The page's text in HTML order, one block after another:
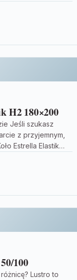
H2 180×200
Jeśli szukasz
z przyjemnym,
Estrella Elastik…
100
Lustro to